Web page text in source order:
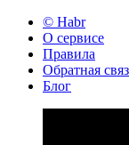
© Habr
О сервисе
Правила
Обратная
Блог